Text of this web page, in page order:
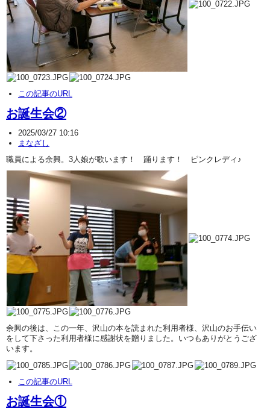
この記事のURL
お誕生会②
2025/03/27 10:16
まなざし
職員による余興。3人娘が歌います！ 踊ります！ ピンクレディ♪
余興の後は、この一年、沢山の本を読まれた利用者様、沢山のお手伝い
をして下さった利用者様に感謝状を贈りました。いつもありがとうござ
います。
この記事のURL
お誕生会①